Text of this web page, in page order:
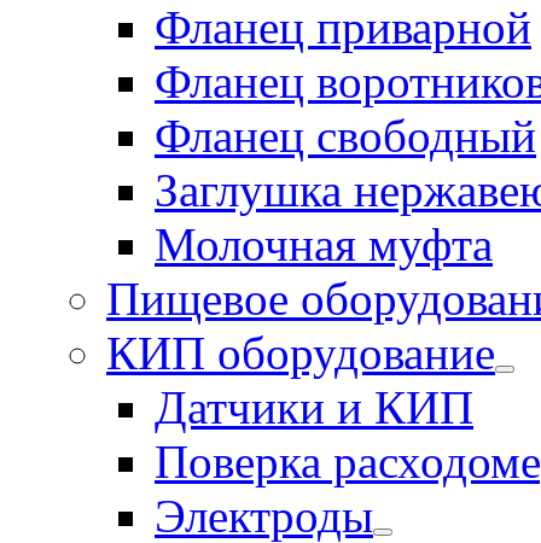
Фланец приварной
Фланец
Фланец свободный
Заглушка
Молочная муфта
Пищевое
КИП оборудование
Датчики и КИП
Поверка
Электроды